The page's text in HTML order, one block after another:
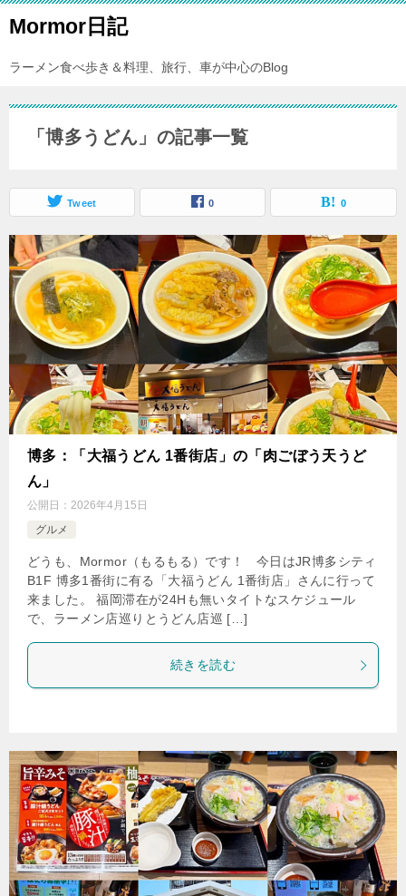
Mormor日記
ラーメン食べ歩き＆料理、旅行、車が中心のBlog
「博多うどん」の記事一覧
Tweet 0 0
博多：「大福うどん 1番街店」の「肉ごぼう天うど
ん」
公開日： 2026年4月15日
グルメ
どうも、Mormor（もるもる）です！ 今日はJR博多シティ
B1F 博多1番街に有る「大福うどん 1番街店」さんに行って
来ました。 福岡滞在が24Hも無いタイトなスケジュール
で、ラーメン店巡りとうどん店巡 […]
続きを読む